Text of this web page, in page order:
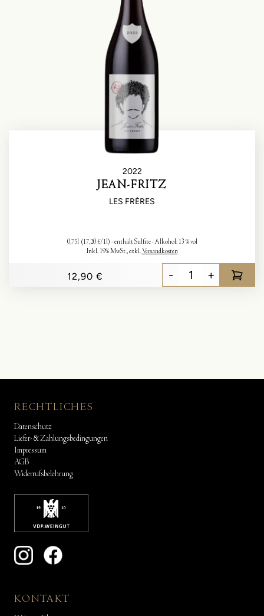
2022
JEAN-FRITZ
LES FRÈRES
0,75l (17,20 €/1l) enthält Sulfite Alkohol: 13 % vol
12,90 €
Inkl. 19% MwSt.,exkl. Versandkosten
- +
RECHTLICHES
Datenschutz
Liefer- & Zahlungsbedingungen
Impressum
AGB
Widerrufsbelehrung
KONTAKT